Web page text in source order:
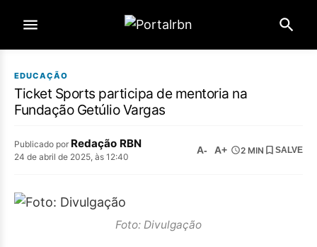
EDUCAÇÃO
Ticket Sports participa de mentoria na
Fundação Getúlio Vargas
Publicado por Redação RBN
24 de abril de 2025, às 12:40
A- A+ 2 MIN SALVE
Foto: Divulgação